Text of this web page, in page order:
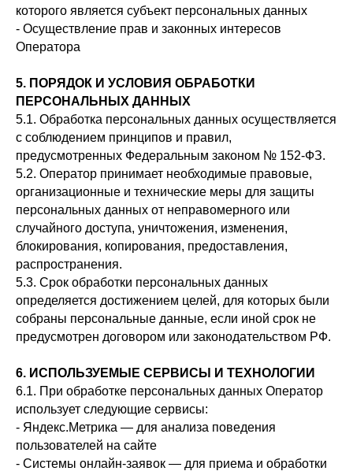
которого является субъект персональных данных
- Осуществление прав и законных интересов
Оператора
5. ПОРЯДОК И УСЛОВИЯ ОБРАБОТКИ
ПЕРСОНАЛЬНЫХ ДАННЫХ
5.1. Обработка персональных данных осуществляется
с соблюдением принципов и правил,
предусмотренных Федеральным законом № 152-ФЗ.
5.2. Оператор принимает необходимые правовые,
организационные и технические меры для защиты
персональных данных от неправомерного или
случайного доступа, уничтожения, изменения,
блокирования, копирования, предоставления,
распространения.
5.3. Срок обработки персональных данных
определяется достижением целей, для которых были
собраны персональные данные, если иной срок не
предусмотрен договором или законодательством РФ.
6. ИСПОЛЬЗУЕМЫЕ СЕРВИСЫ И ТЕХНОЛОГИИ
6.1. При обработке персональных данных Оператор
использует следующие сервисы:
- Яндекс.Метрика — для анализа поведения
пользователей на сайте
- Системы онлайн-заявок — для приема и обработки